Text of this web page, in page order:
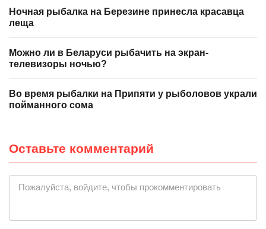
Ночная рыбалка на Березине принесла красавца
леща
Можно ли в Беларуси рыбачить на экран-
телевизоры ночью?
Во время рыбалки на Припяти у рыболовов украли
пойманного сома
Оставьте комментарий
Пожалуйста, войдите, чтобы прокомментировать